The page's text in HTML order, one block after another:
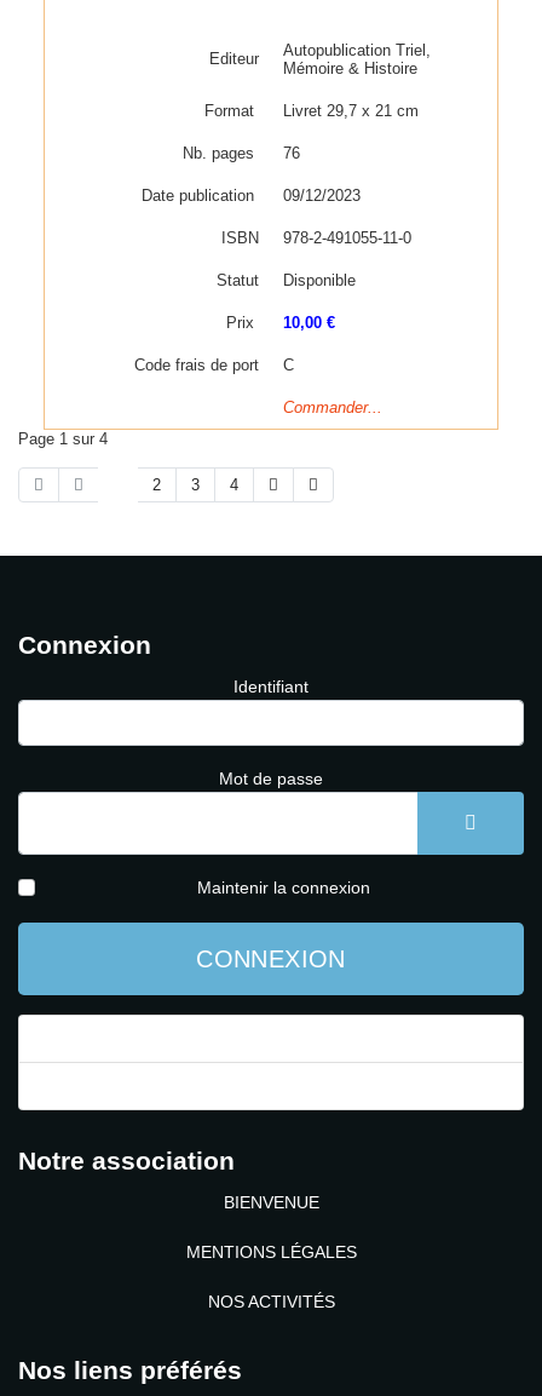
Editeur
Autopublication Triel,
Mémoire & Histoire
Format Livret 29,7 x 21 cm
Nb. pages 76
Date publication 09/12/2023
ISBN 978-2-491055-11-0
Statut Disponible
Prix 10,00 €
Code frais de port C
Commander...
Page 1 sur 4
2 3 4
Connexion
Identifiant
Mot de passe
Maintenir la connexion
CONNEXION
Notre association
BIENVENUE
MENTIONS LÉGALES
NOS ACTIVITÉS
Nos liens préférés